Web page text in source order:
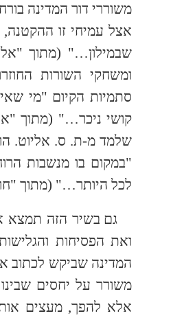
משוררי דור המדינה
אצל עמיחי זו
שבמילון…" (מתוך
ומשחקי השורות
סתמיות הקיום "מי
קושי ניכר…" (מתוך
שלמד מ-ת. ס. אליוט.
"במקום בו מנשבות
לכל היותר…" (מתוך
גם בשיר הזה תמצא
ואת הפסיחות
המדינה שביקש לכתוב
משורר על יחסים
אלא להפך, מעצים